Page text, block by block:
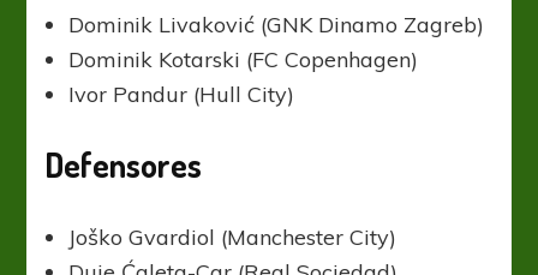
Dominik Livaković (GNK Dinamo Zagreb)
Dominik Kotarski (FC Copenhagen)
Ivor Pandur (Hull City)
Defensores
Joško Gvardiol (Manchester City)